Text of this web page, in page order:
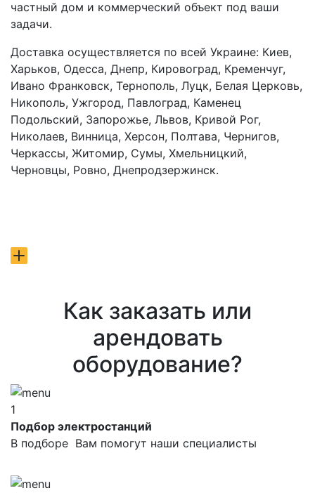
частный дом и коммерческий объект под ваши
задачи.
Доставка осуществляется по всей Украине: Киев,
Харьков, Одесса, Днепр, Кировоград, Кременчуг,
Ивано Франковск, Тернополь, Луцк, Белая Церковь,
Никополь, Ужгород, Павлоград, Каменец
Подольский, Запорожье, Львов, Кривой Рог,
Николаев, Винница, Херсон, Полтава, Чернигов,
Черкассы, Житомир, Сумы, Хмельницкий,
Черновцы, Ровно, Днепродзержинск.
Как заказать или
арендовать
оборудование?
1
Подбор электростанций
В подборе Вам помогут наши специалисты